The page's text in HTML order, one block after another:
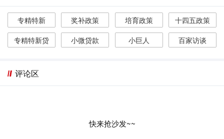
专精特新 奖补政策 培育政策
十四五政策
专精特新贷
小微贷款 小巨人 百家访谈
评论区
快来抢沙发~~